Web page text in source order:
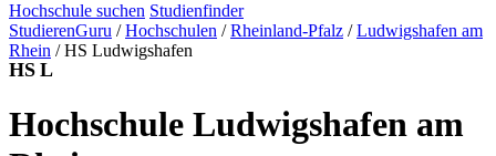
Hochschule suchen Studienfinder
StudierenGuru / Hochschulen / Rheinland-Pfalz / Ludwigshafen am
Rhein /HS Ludwigshafen
HS L
Hochschule Ludwigshafen am